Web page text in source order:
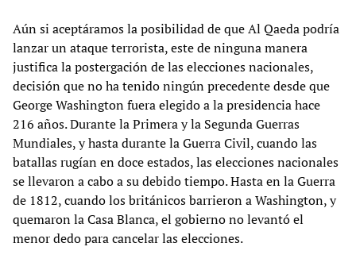
Aún si aceptáramos la posibilidad de que Al Qaeda podría
lanzar un ataque terrorista, este de ninguna manera
justifica la postergación de las elecciones nacionales,
decisión que no ha tenido ningún precedente desde que
George Washington fuera elegido a la presidencia hace
216 años. Durante la Primera y la Segunda Guerras
Mundiales, y hasta durante la Guerra Civil, cuando las
batallas rugían en doce estados, las elecciones nacionales
se llevaron a cabo a su debido tiempo. Hasta en la Guerra
de 1812, cuando los británicos barrieron a Washington, y
quemaron la Casa Blanca, el gobierno no levantó el
menor dedo para cancelar las elecciones.